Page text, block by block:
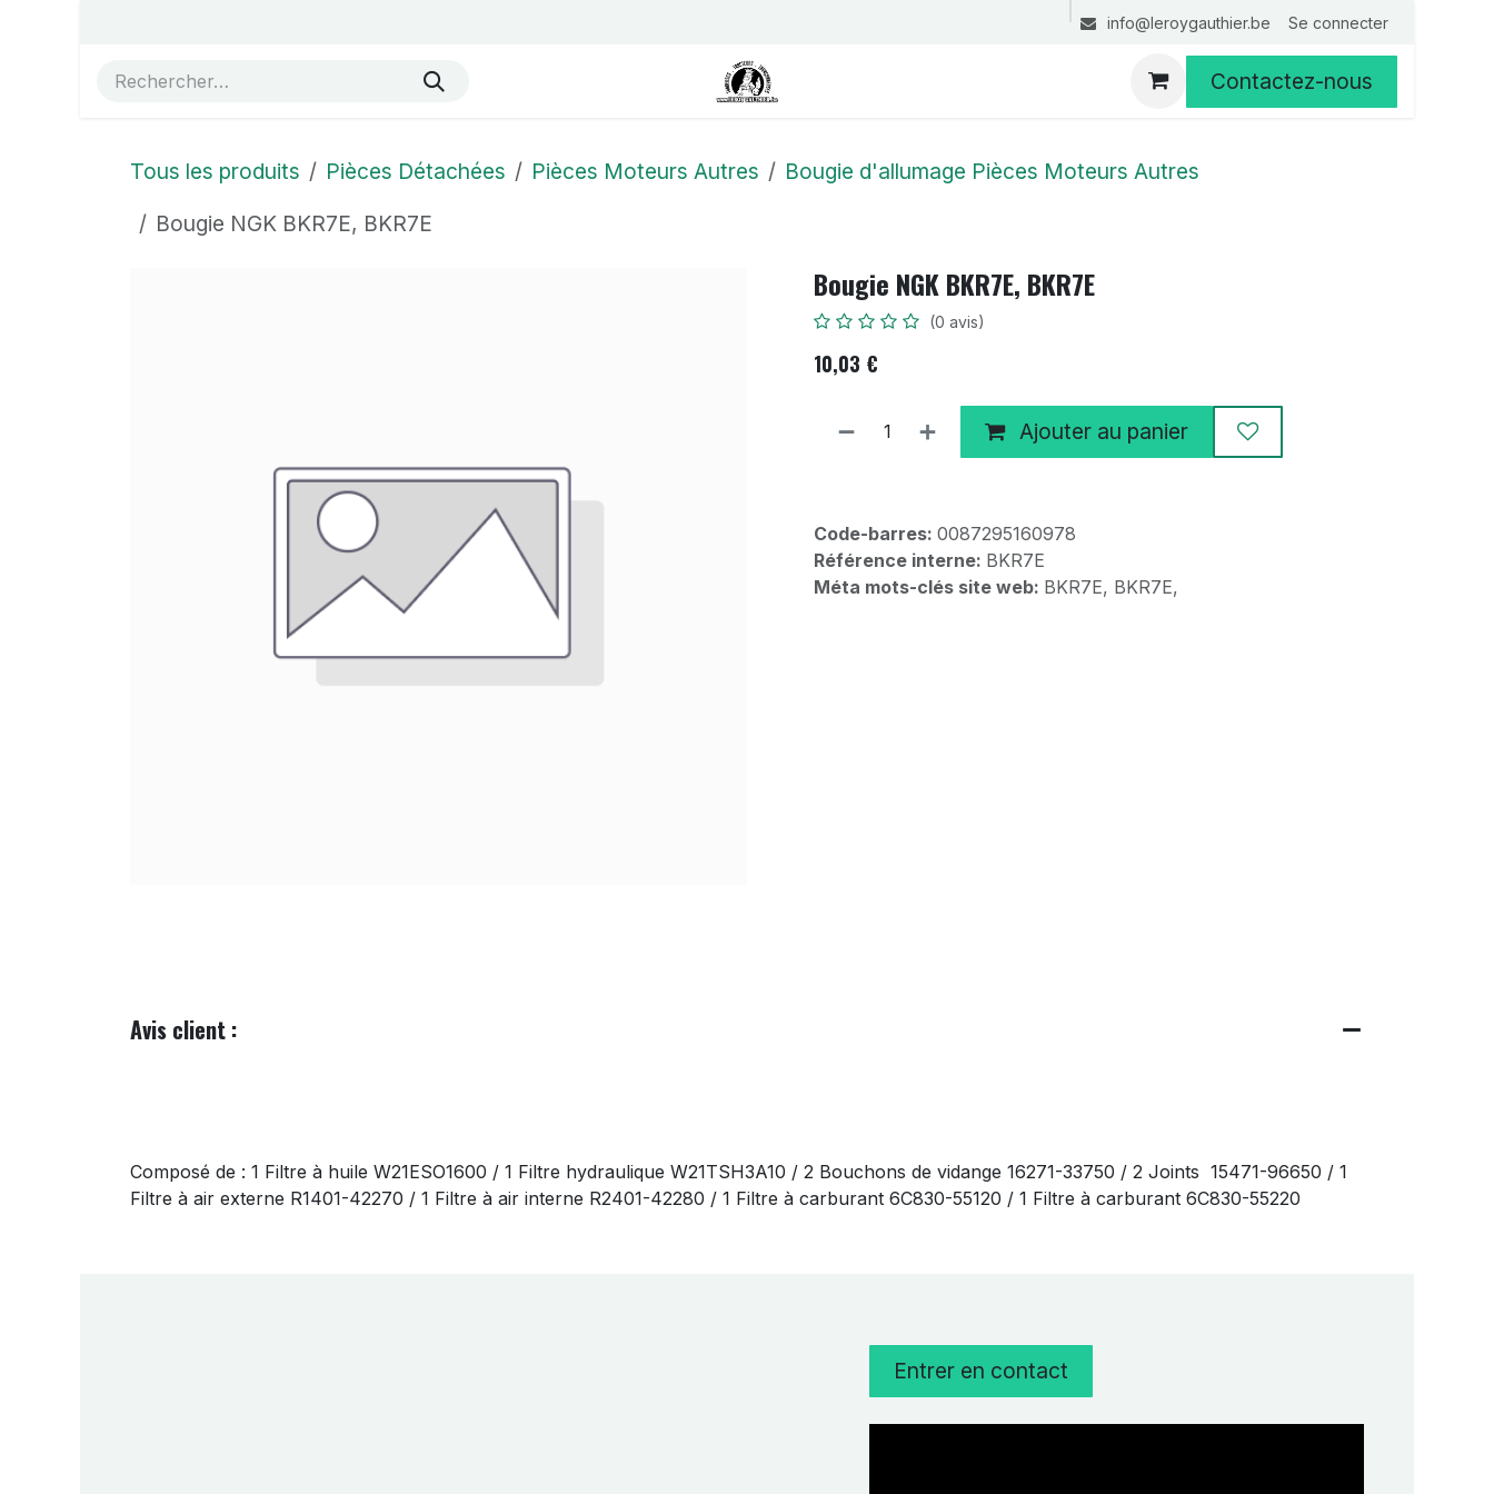
info@leroygauthier.be Se connecter
Contactez-nous
Tous les produits Pièces Détachées Pièces Moteurs Autres
Bougie d'allumage Pièces Moteurs Autres
Bougie NGK BKR7E, BKR7E
Bougie NGK BKR7E, BKR7E
(0 avis)
10,03 €
Ajouter au panier
Code-barres: 0087295160978
Référence interne: BKR7E
Méta mots-clés site web: BKR7E, BKR7E,
Avis client :
Composé de : 1 Filtre à huile W21ESO1600 / 1 Filtre hydraulique W21TSH3A10 / 2 Bouchons de vidange 16271-33750 / 2 Joints 15471-96650 / 1
Filtre à air externe R1401-42270 / 1 Filtre à air interne R2401-42280 / 1 Filtre à carburant 6C830-55120 / 1 Filtre à carburant 6C830-55220
Entrer en contact